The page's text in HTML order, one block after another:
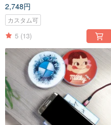
ッカー
2,748円
カスタム可
5 (13)